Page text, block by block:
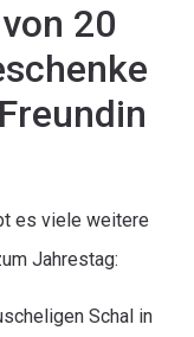
20
es viele weitere
Jahrestag:
Schal in